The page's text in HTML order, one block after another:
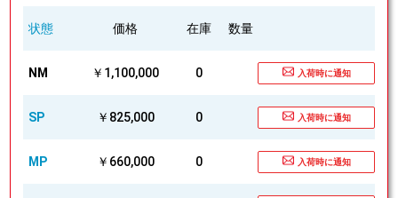
状態 価格 在庫 数量
NM ￥1,100,000 0 入荷時に通知
SP ￥825,000 0 入荷時に通知
MP ￥660,000 0 入荷時に通知